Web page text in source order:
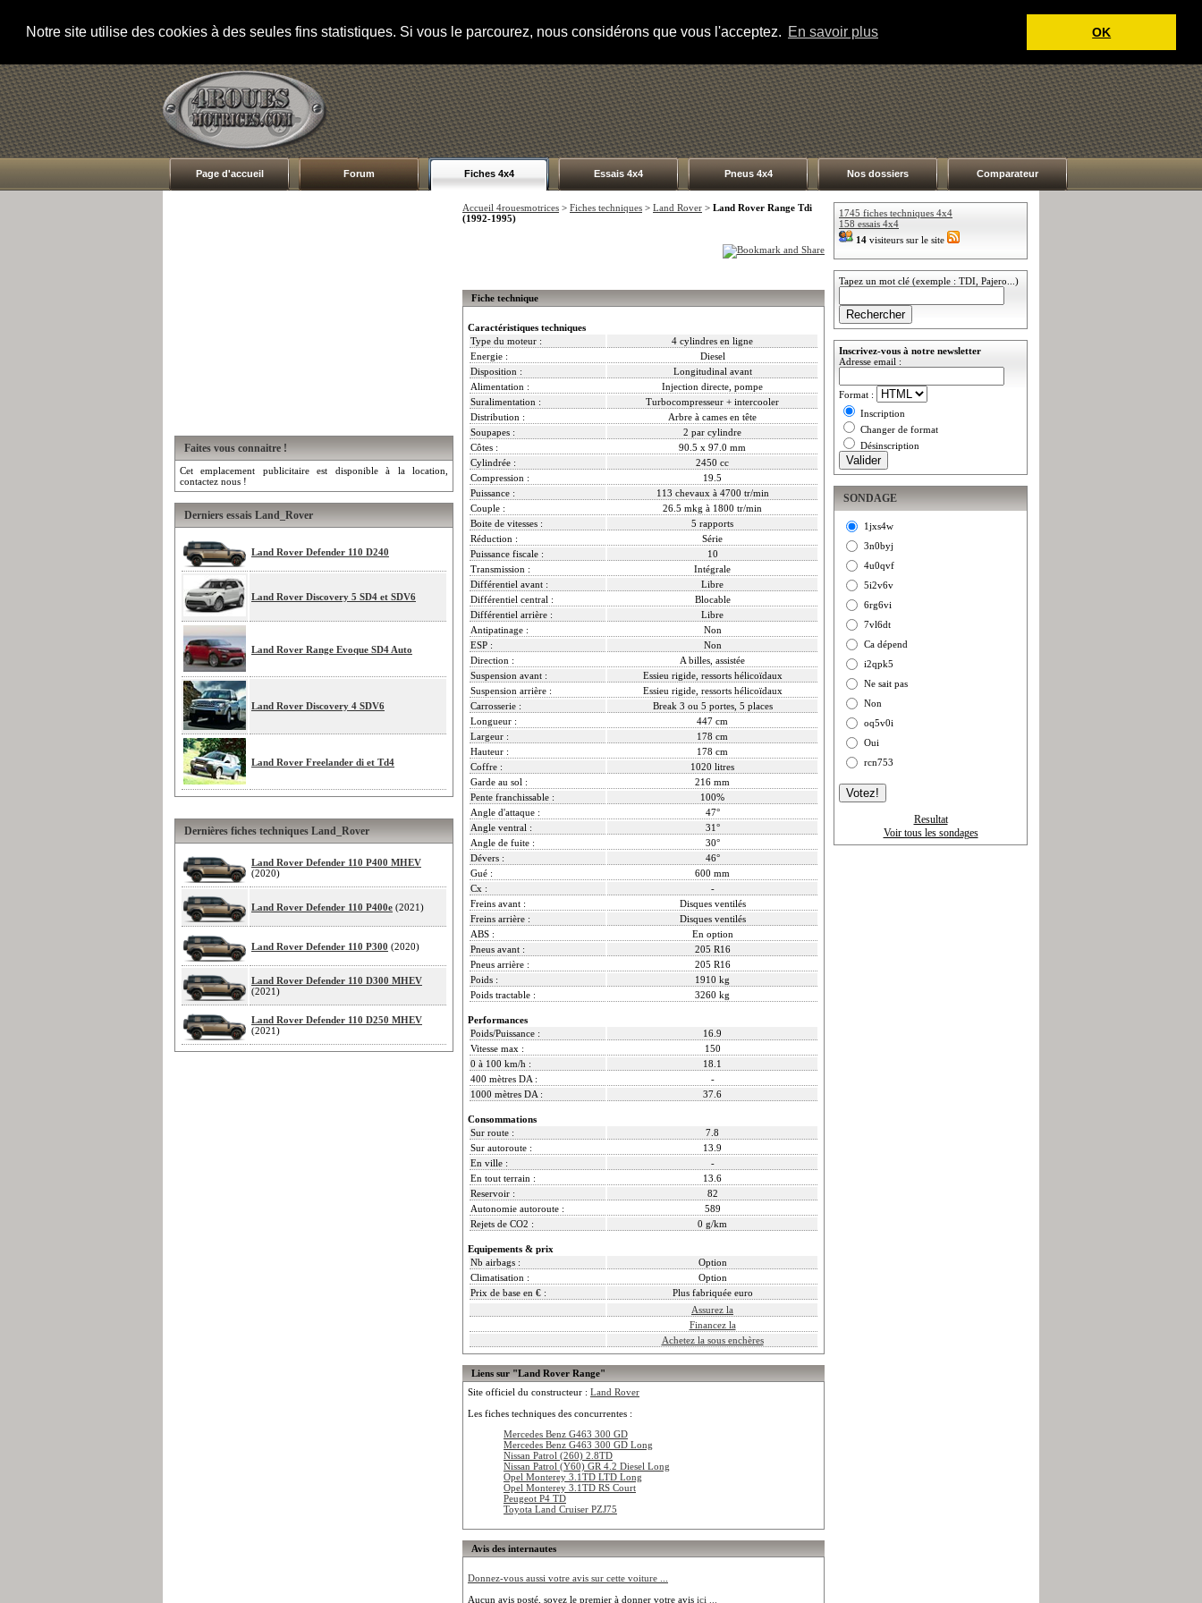
Notre site utilise des cookies à des seules fins statistiques. Si vous le parcourez, nous considérons que vous l'acceptez. En savoir plus OK
Page d'accueil Forum Fiches 4x4 Essais 4x4 Pneus 4x4 Nos dossiers Comparateur
Faites vous connaitre !
Cet emplacement publicitaire est disponible à la location,
contactez nous !
Derniers essais Land_Rover
Land Rover Defender 110 D240
Land Rover Discovery 5 SD4 et SDV6
Land Rover Range Evoque SD4 Auto
Land Rover Discovery 4 SDV6
Land Rover Freelander di et Td4
Dernières fiches techniques Land_Rover
Land Rover Defender 110 P400 MHEV
(2020)
Land Rover Defender 110 P400e (2021)
Land Rover Defender 110 P300 (2020)
Land Rover Defender 110 D300 MHEV
(2021)
Land Rover Defender 110 D250 MHEV
(2021)
Accueil 4rouesmotrices > Fiches techniques > Land Rover > Land Rover Range Tdi
(1992-1995)
Fiche technique
Caractéristiques techniques
Type du moteur :
4 cylindres en ligne
Energie :
Diesel
Disposition :
Longitudinal avant
Alimentation :
Injection directe, pompe
Suralimentation :
Turbocompresseur + intercooler
Distribution :
Arbre à cames en tête
Soupapes :
2 par cylindre
Côtes :
90.5 x 97.0 mm
Cylindrée :
2450 cc
Compression :
19.5
Puissance :
113 chevaux à 4700 tr/min
Couple :
26.5 mkg à 1800 tr/min
Boite de vitesses :
5 rapports
Réduction :
Série
Puissance fiscale :
10
Transmission :
Intégrale
Différentiel avant :
Libre
Différentiel central :
Blocable
Différentiel arrière :
Libre
Antipatinage :
Non
ESP :
Non
Direction :
A billes, assistée
Suspension avant :
Essieu rigide, ressorts hélicoïdaux
Suspension arrière :
Essieu rigide, ressorts hélicoïdaux
Carrosserie :
Break 3 ou 5 portes, 5 places
Longueur :
447 cm
Largeur :
178 cm
Hauteur :
178 cm
Coffre :
1020 litres
Garde au sol :
216 mm
Pente franchissable :
100%
Angle d'attaque :
47°
Angle ventral :
31°
Angle de fuite :
30°
Dévers :
46°
Gué :
600 mm
Cx :
-
Freins avant :
Disques ventilés
Freins arrière :
Disques ventilés
ABS :
En option
Pneus avant :
205 R16
Pneus arrière :
205 R16
Poids :
1910 kg
Poids tractable :
3260 kg
Performances
Poids/Puissance :
16.9
Vitesse max :
150
0 à 100 km/h :
18.1
400 mètres DA :
-
1000 mètres DA :
37.6
Consommations
Sur route :
7.8
Sur autoroute :
13.9
En ville :
-
En tout terrain :
13.6
Reservoir :
82
Autonomie autoroute :
589
Rejets de CO2 :
0 g/km
Equipements & prix
Nb airbags :
Option
Climatisation :
Option
Prix de base en € :
Plus fabriquée euro
Assurez la
Financez la
Achetez la sous enchères
Liens sur "Land Rover Range"
Site officiel du constructeur : Land Rover
Les fiches techniques des concurrentes :
Mercedes Benz G463 300 GD
Mercedes Benz G463 300 GD Long
Nissan Patrol (260) 2.8TD
Nissan Patrol (Y60) GR 4.2 Diesel Long
Opel Monterey 3.1TD LTD Long
Opel Monterey 3.1TD RS Court
Peugeot P4 TD
Toyota Land Cruiser PZJ75
Avis des internautes
Donnez-vous aussi votre avis sur cette voiture ...
Aucun avis posté, soyez le premier à donner votre avis ici ...
1745 fiches techniques 4x4
158 essais 4x4
14 visiteurs sur le site
Tapez un mot clé (exemple : TDI, Pajero...)
Inscrivez-vous à notre newsletter
Adresse email :
Format :
Inscription
Changer de format
Désinscription
SONDAGE
1jxs4w
3n0byj
4u0qvf
5i2v6v
6rg6vi
7vl6dt
Ca dépend
i2qpk5
Ne sait pas
Non
oq5v0i
Oui
rcn753
Resultat
Voir tous les sondages